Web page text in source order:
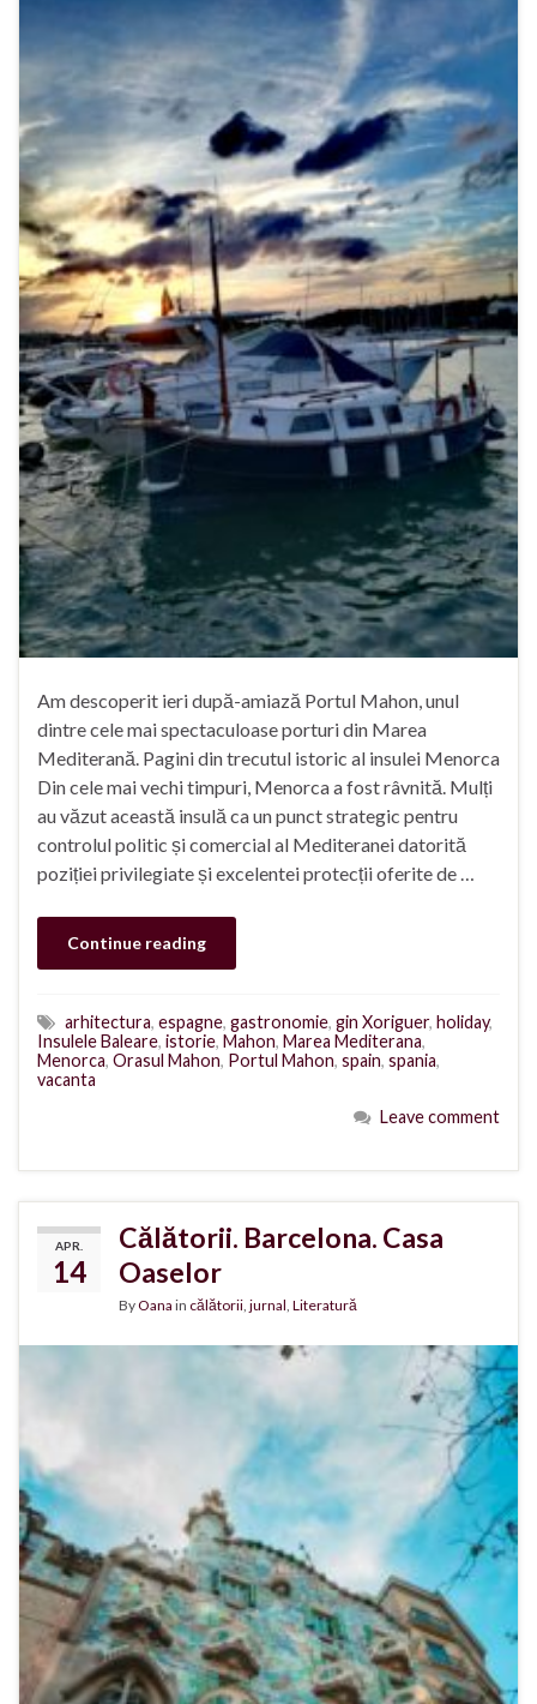
Am descoperit ieri după-amiază Portul Mahon, unul
dintre cele mai spectaculoase porturi din Marea
Mediterană. Pagini din trecutul istoric al insulei Menorca
Din cele mai vechi timpuri, Menorca a fost râvnită. Mulți
au văzut această insulă ca un punct strategic pentru
controlul politic și comercial al Mediteranei datorită
poziției privilegiate și excelentei protecții oferite de …
Continue reading
arhitectura, espagne, gastronomie, gin Xoriguer, holiday,
Insulele Baleare, istorie, Mahon, Marea Mediterana,
Menorca, Orasul Mahon, Portul Mahon, spain, spania,
vacanta
Leave comment
APR.
14
Călătorii. Barcelona. Casa
Oaselor
ByOana in călătorii, jurnal, Literatură